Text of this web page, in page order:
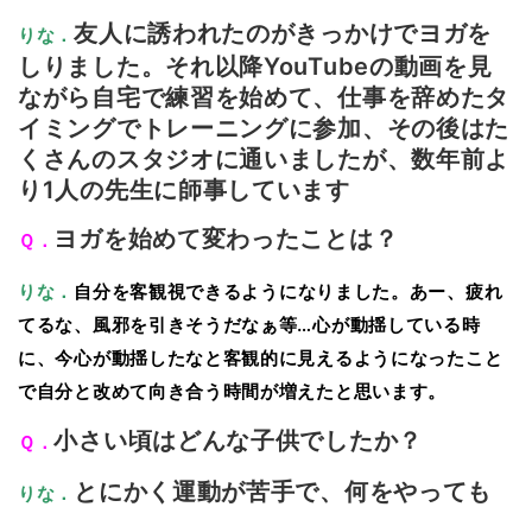
りな．友人に誘われたのがきっかけでヨガを
しりました。それ以降YouTubeの動画を見
ながら自宅で練習を始めて、仕事を辞めたタ
イミングでトレーニングに参加、その後はた
くさんのスタジオに通いましたが、数年前よ
り1人の先生に師事しています
Ｑ． ヨガを始めて変わったことは？
りな． 自分を客観視できるようになりました。あー、疲れ
てるな、風邪を引きそうだなぁ等…心が動揺している時
に、今心が動揺したなと客観的に見えるようになったこと
で自分と改めて向き合う時間が増えたと思います。
Ｑ．小さい頃はどんな子供でしたか？
りな． とにかく運動が苦手で、何をやっても